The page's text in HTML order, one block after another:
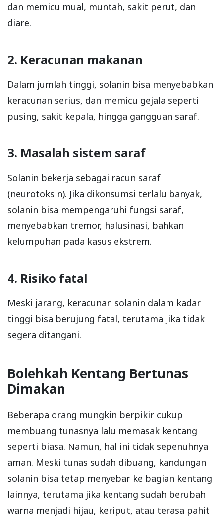
dan memicu mual, muntah, sakit perut, dan
diare.
2. Keracunan makanan
Dalam jumlah tinggi, solanin bisa menyebabkan
keracunan serius, dan memicu gejala seperti
pusing, sakit kepala, hingga gangguan saraf.
3. Masalah sistem saraf
Solanin bekerja sebagai racun saraf
(neurotoksin). Jika dikonsumsi terlalu banyak,
solanin bisa mempengaruhi fungsi saraf,
menyebabkan tremor, halusinasi, bahkan
kelumpuhan pada kasus ekstrem.
4. Risiko fatal
Meski jarang, keracunan solanin dalam kadar
tinggi bisa berujung fatal, terutama jika tidak
segera ditangani.
Bolehkah Kentang Bertunas
Dimakan
Beberapa orang mungkin berpikir cukup
membuang tunasnya lalu memasak kentang
seperti biasa. Namun, hal ini tidak sepenuhnya
aman. Meski tunas sudah dibuang, kandungan
solanin bisa tetap menyebar ke bagian kentang
lainnya, terutama jika kentang sudah berubah
warna menjadi hijau, keriput, atau terasa pahit